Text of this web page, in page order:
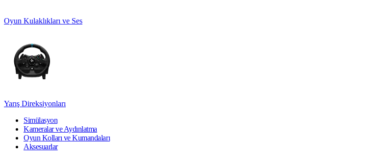
Oyun Kulaklıkları ve Ses
Yarış Direksiyonları
Simülasyon
Kameralar ve Aydınlatma
Oyun Kolları ve Kumandaları
Aksesuarlar